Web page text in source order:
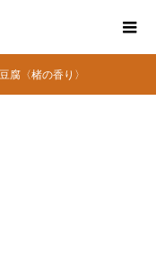
腐〈楮の香り〉